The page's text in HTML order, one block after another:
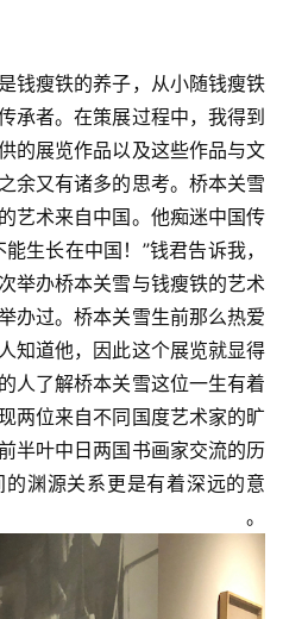
钱瘦铁的养子，从小随钱瘦铁
承者。在策展过程中，我得到
的展览作品以及这些作品与文
余又有诸多的思考。桥本关雪
艺术来自中国。他痴迷中国传
生长在中国！”钱君告诉我，
举办桥本关雪与钱瘦铁的艺术
办过。桥本关雪生前那么热爱
知道他，因此这个展览就显得
人了解桥本关雪这位一生有着
两位来自不同国度艺术家的旷
半叶中日两国书画家交流的历
渊源关系更是有着深远的意
。